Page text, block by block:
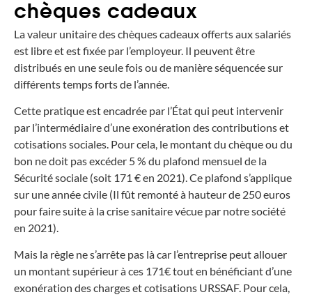
chèques cadeaux
La valeur unitaire des chèques cadeaux offerts aux salariés
est libre et est fixée par l’employeur. Il peuvent être
distribués en une seule fois ou de manière séquencée sur
différents temps forts de l’année.
Cette pratique est encadrée par l’État qui peut intervenir
par l’intermédiaire d’une exonération des contributions et
cotisations sociales. Pour cela, le montant du chèque ou du
bon ne doit pas excéder 5 % du plafond mensuel de la
Sécurité sociale (soit 171 € en 2021). Ce plafond s’applique
sur une année civile (Il fût remonté à hauteur de 250 euros
pour faire suite à la crise sanitaire vécue par notre société
en 2021).
Mais la règle ne s’arrête pas là car l’entreprise peut allouer
un montant supérieur à ces 171€ tout en bénéficiant d’une
exonération des charges et cotisations URSSAF. Pour cela,